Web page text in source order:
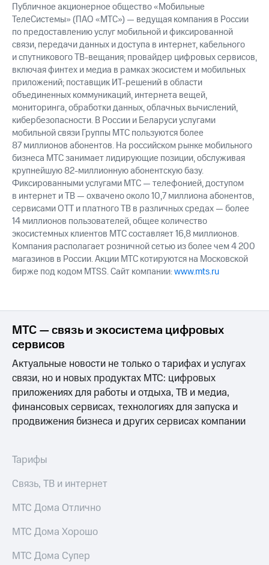
приобретения
Порядок
выкупа
акций
Дивиденды
Рынок
облигаций
Описание
Еврооблигации-2023
Уведомление
о
погашении
именных
облигаций
Другое
Регистратор
Реквизиты
Контакты
развитие
деловая этика
На главную
Публичное акционерное общество «Мобильные
ТелеСистемы» (ПАО «МТС») — ведущая компания в России
по предоставлению услуг мобильной и фиксированной
связи, передачи данных и доступа в интернет, кабельного
и спутникового ТВ-вещания; провайдер цифровых сервисов,
включая финтех и медиа в рамках экосистем и мобильных
приложений; поставщик ИТ-решений в области
объединенных коммуникаций, интернета вещей,
мониторинга, обработки данных, облачных вычислений,
кибербезопасности. В России и Беларуси услугами
мобильной связи Группы МТС пользуются более
87 миллионов абонентов. На российском рынке мобильного
бизнеса МТС занимает лидирующие позиции, обслуживая
крупнейшую 82-миллионную абонентскую базу.
Фиксированными услугами МТС — телефонией, доступом
в интернет и ТВ — охвачено около 10,7 миллиона абонентов,
сервисами OTT и платного ТВ в различных средах — более
14 миллионов пользователей, общее количество
экосистемных клиентов МТС составляет 16,8 миллионов.
Компания располагает розничной сетью из более чем 4 200
магазинов в России. Акции МТС котируются на Московской
бирже под кодом MTSS. Сайт компании:www.mts.ru
МТС — связь и экосистема цифровых
сервисов
Актуальные новости не только о тарифах и услугах
связи, но и новых продуктах МТС: цифровых
приложениях для работы и отдыха, ТВ и медиа,
финансовых сервисах, технологиях для запуска и
продвижения бизнеса и других сервисах компании
Тарифы
Связь, ТВ и интернет
МТС Дома Отлично
МТС Дома Хорошо
МТС Дома Супер